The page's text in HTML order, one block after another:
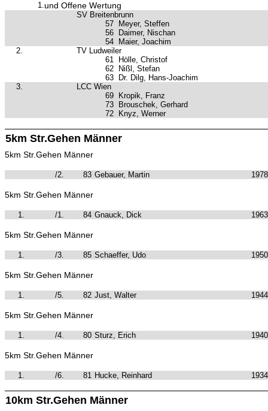
1.und Offene Wertung
SV Breitenbrunn
57
Meyer, Steffen
56
Daimer, Nischan
54
Maier, Joachim
2.
TV Ludweiler
61
Hölle, Christof
62
Nißl, Stefan
63
Dr. Dilg, Hans-Joachim
3.
LCC Wien
69
Kropik, Franz
73
Brouschek, Gerhard
72
Knyz, Werner
5km Str.Gehen Männer
5km Str.Gehen Männer
/2. 83 Gebauer, Martin 1978
5km Str.Gehen Männer
1. /1. 84 Gnauck, Dick 1963
5km Str.Gehen Männer
1. /3. 85 Schaeffer, Udo 1950
5km Str.Gehen Männer
1. /5. 82 Just, Walter 1944
5km Str.Gehen Männer
1. /4. 80 Sturz, Erich 1940
5km Str.Gehen Männer
1. /6. 81 Hucke, Reinhard 1934
10km Str.Gehen Männer